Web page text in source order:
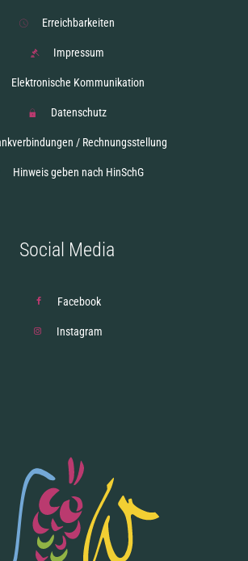
Erreichbarkeiten
Impressum
Elektronische Kommunikation
Datenschutz
/ Rechnungsstellung
Hinweis geben nach HinSchG
Social Media
Facebook
Instagram